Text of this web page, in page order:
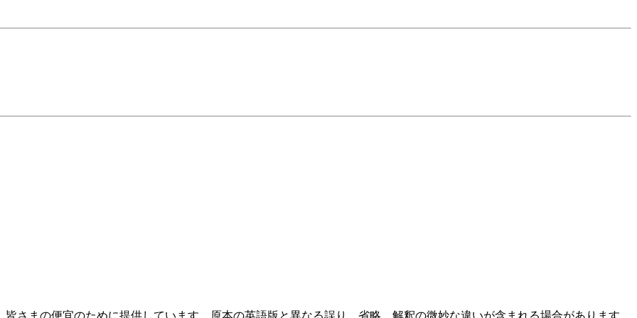
さまの便宜のために提供しています。原本の英語版と異なる誤り、省略、解釈の微妙な違いが含まれる場合があります。